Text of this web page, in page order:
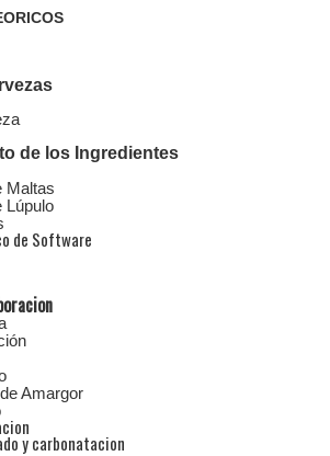
de los Ingredientes
Maltas
Lúpulo
de Software
Amargor
y carbonatacion